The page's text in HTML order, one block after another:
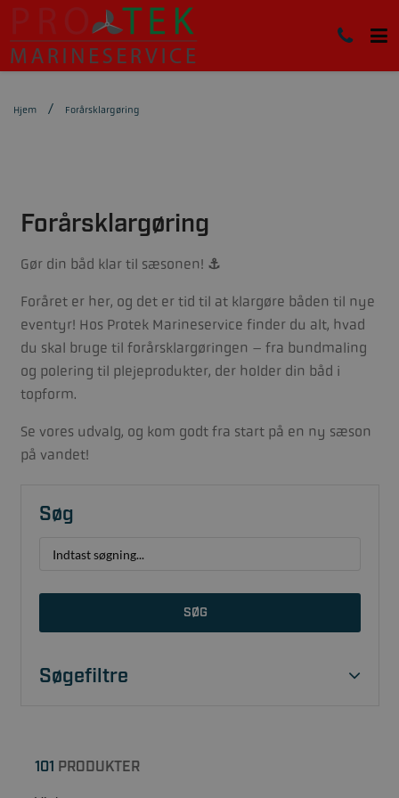
Hjem Forårsklargøring
Forårsklargøring
Gør din båd klar til sæsonen! ⚓️
Foråret er her, og det er tid til at klargøre båden til nye
eventyr! Hos Protek Marineservice finder du alt, hvad
du skal bruge til forårsklargøringen – fra bundmaling
og polering til plejeprodukter, der holder din båd i
topform.
Se vores udvalg, og kom godt fra start på en ny sæson
på vandet!
Søg
SØG
Søgefiltre
101 PRODUKTER